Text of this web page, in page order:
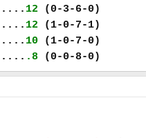
12 (0-3-6-0)
12 (1-0-7-1)
10 (1-0-7-0)
.8 (0-0-8-0)